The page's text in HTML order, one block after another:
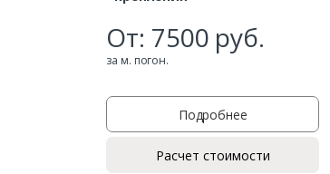
От: 7500 руб.
за м. погон.
Подробнее
Расчет стоимости